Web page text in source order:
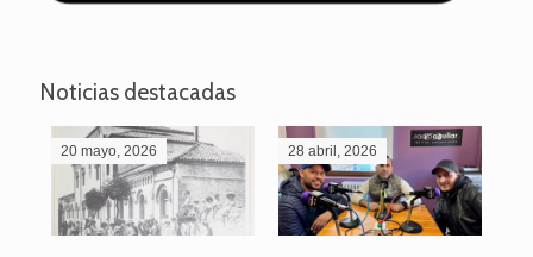
Noticias destacadas
20 mayo, 2026 28 abril, 2026